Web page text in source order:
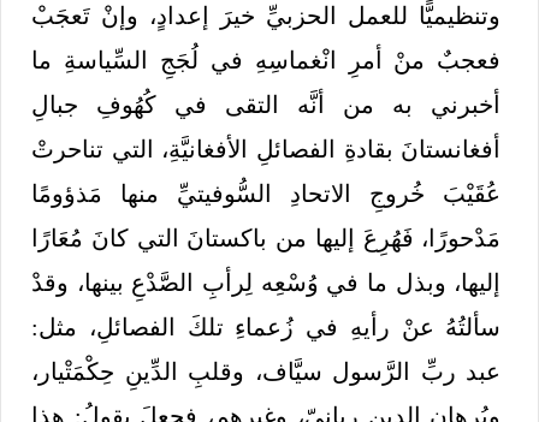
وتنظيميًّا للعمل الحزبيِّ خيرَ إعدادٍ، وإنْ تَعجَبْ
فعجبٌ منْ أمرِ انْغماسِهِ في لُجَجِ السِّياسةِ ما
أخبرني به من أنَّه التقى في كُهُوفِ جبالِ
أفغانستانَ بقادةِ الفصائلِ الأفغانيَّةِ، التي تناحرتْ
عُقَيْبَ خُروجِ الاتحادِ السُّوفيتيِّ منها مَذؤومًا
مَدْحورًا، فَهُرِعَ إليها من باكستانَ التي كانَ مُعَارًا
إليها، وبذل ما في وُسْعِه لِرأبِ الصَّدْعِ بينها، وقدْ
سألتُهُ عنْ رأيهِ في زُعماءِ تلكَ الفصائلِ، مثل:
عبد ربِّ الرَّسول سيَّاف، وقلبِ الدِّينِ حِكْمَتْيار،
وبُرهانِ الدين ربانيّ، وغيرهم، فجعلَ يقولُ: هذا